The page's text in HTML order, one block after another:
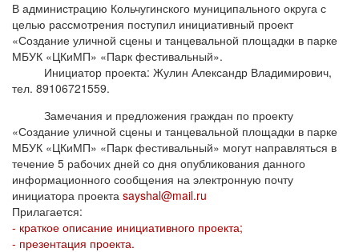
В администрацию Кольчугинского муниципального округа с
целью рассмотрения поступил инициативный проект
«Создание уличной сцены и танцевальной площадки в парке
МБУК «ЦКиМП» «Парк фестивальный».
Инициатор проекта: Жулин Александр Владимирович,
тел. 89106721559.
Замечания и предложения граждан по проекту
«Создание уличной сцены и танцевальной площадки в парке
МБУК «ЦКиМП» «Парк фестивальный» могут направляться в
течение 5 рабочих дней со дня опубликования данного
информационного сообщения на электронную почту
инициатора проекта sayshal@mail.ru
Прилагается:
- краткое описание инициативного проекта;
- презентация проекта.